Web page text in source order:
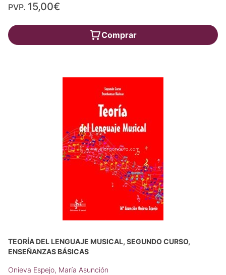
PVP. 15,00€
Comprar
TEORÍA DEL LENGUAJE MUSICAL, SEGUNDO CURSO,
ENSEÑANZAS BÁSICAS
Onieva Espejo, María Asunción